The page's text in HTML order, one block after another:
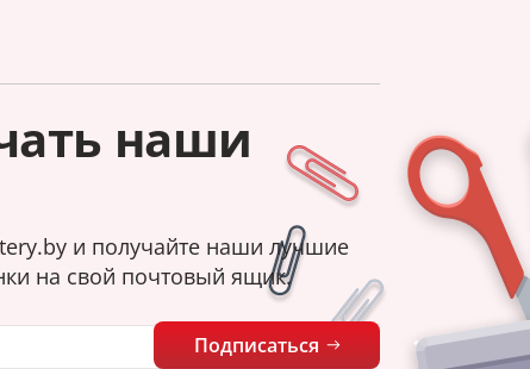
наши
и получайте наши лучшие
на свой почтовый ящик.
Подписаться